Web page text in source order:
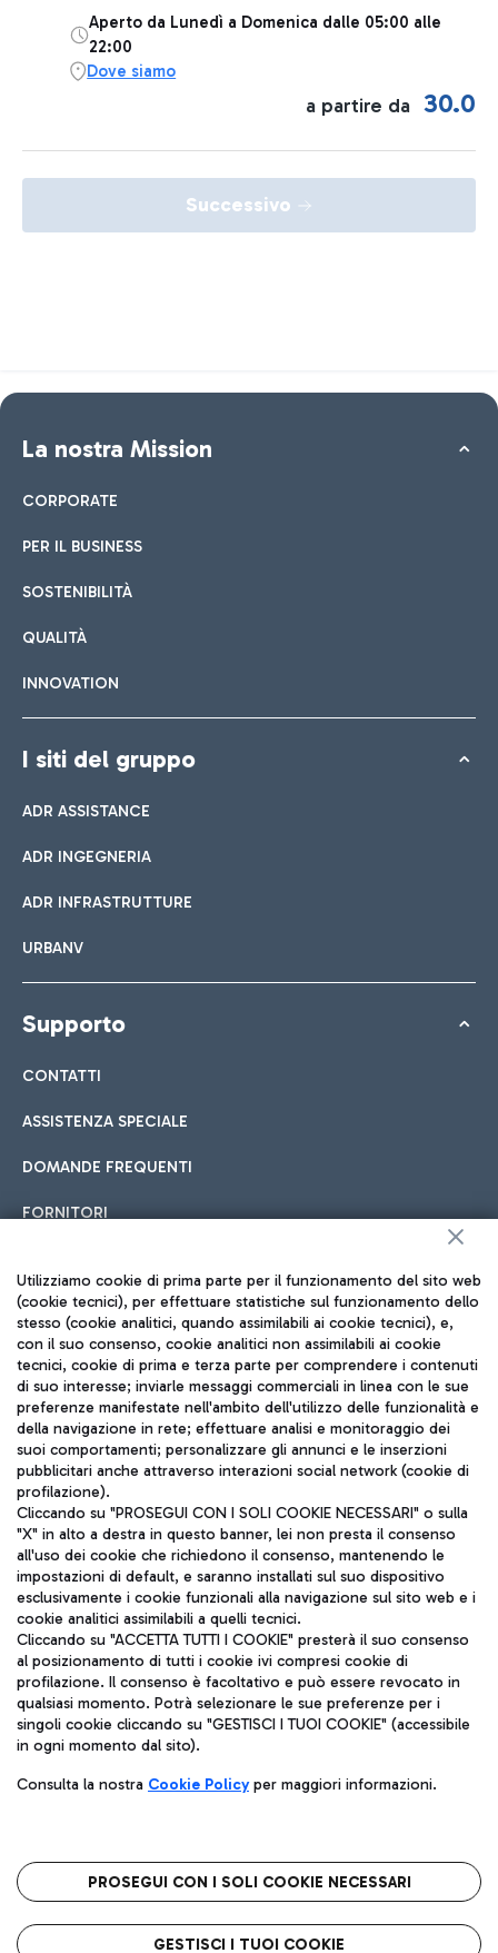
Aperto da Lunedì a Domenica dalle 05:00 alle
22:00
Dove siamo
a partire da 30.0
Successivo
La nostra Mission
CORPORATE
PER IL BUSINESS
SOSTENIBILITÀ
QUALITÀ
INNOVATION
I siti del gruppo
ADR ASSISTANCE
ADR INGEGNERIA
ADR INFRASTRUTTURE
URBANV
Supporto
CONTATTI
ASSISTENZA SPECIALE
DOMANDE FREQUENTI
FORNITORI
Seguici sui social
TRAVEL JOURNAL
ITA
Aeroporti di Roma S.p.A. - Società soggetta a direzione e
coordinamento di Mundys S.p.A.
Codice fiscale e Registro delle Imprese di Roma 13032990155 P.
IVA 06572251004
Capitale sociale 62.224.743,00 int. vers.
Sede legale: Via Pier Paolo Racchetti 1 - 00054 Fiumicino (RM)
Privacy policy
Note legali
L'aeroporto stellato
QUALITÀ SOSTENIBILITÀ INNOVAZIONE
Utilizziamo cookie di prima parte per il funzionamento del sito web
(cookie tecnici), per effettuare statistiche sul funzionamento dello
stesso (cookie analitici, quando assimilabili ai cookie tecnici), e,
con il suo consenso, cookie analitici non assimilabili ai cookie
tecnici, cookie di prima e terza parte per comprendere i contenuti
di suo interesse; inviarle messaggi commerciali in linea con le sue
preferenze manifestate nell'ambito dell'utilizzo delle funzionalità e
della navigazione in rete; effettuare analisi e monitoraggio dei
suoi comportamenti; personalizzare gli annunci e le inserzioni
pubblicitari anche attraverso interazioni social network (cookie di
profilazione).
Cliccando su "PROSEGUI CON I SOLI COOKIE NECESSARI" o sulla
"X" in alto a destra in questo banner, lei non presta il consenso
all'uso dei cookie che richiedono il consenso, mantenendo le
impostazioni di default, e saranno installati sul suo dispositivo
esclusivamente i cookie funzionali alla navigazione sul sito web e i
cookie analitici assimilabili a quelli tecnici.
Cliccando su "ACCETTA TUTTI I COOKIE" presterà il suo consenso
al posizionamento di tutti i cookie ivi compresi cookie di
profilazione. Il consenso è facoltativo e può essere revocato in
qualsiasi momento. Potrà selezionare le sue preferenze per i
singoli cookie cliccando su "GESTISCI I TUOI COOKIE" (accessibile
in ogni momento dal sito).
Consulta la nostra Cookie Policyper maggiori informazioni.
PROSEGUI CON I SOLI COOKIE NECESSARI
GESTISCI I TUOI COOKIE